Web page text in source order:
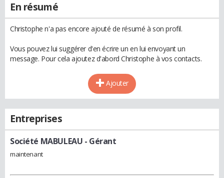
En résumé
Christophe n'a pas encore ajouté de résumé à son profil.
Vous pouvez lui suggérer d'en écrire un en lui envoyant un
message. Pour cela ajoutez d'abord Christophe à vos contacts.
Ajouter
Entreprises
Société MABULEAU - Gérant
maintenant